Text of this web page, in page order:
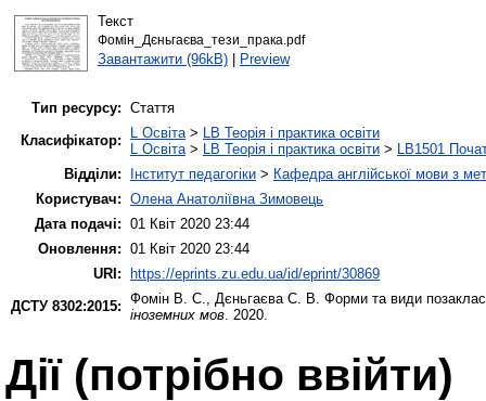
Текст
Фомін_Дєньгаєва_тези_прака.pdf
Завантажити (96kB)| Preview
Тип ресурсу: Стаття
Класифікатор:
L Освіта> LB Теорія і практика освіти
L Освіта> LB Теорія і практика освіти > LB1501
Відділи:
Інститут педагогіки > Кафедра англійської мови з
Користувач: Олена Анатоліївна Зимовець
Дата подачі: 01 Квіт 2020 23:44
Оновлення: 01 Квіт 2020 23:44
URI:
https://eprints.zu.edu.ua/id/eprint/30869
ДСТУ 8302:2015: Фомін В. С., Дєньгаєва С. В. Форми та види
іноземних мов. 2020.
Дії ​​(потрібно ввійти)